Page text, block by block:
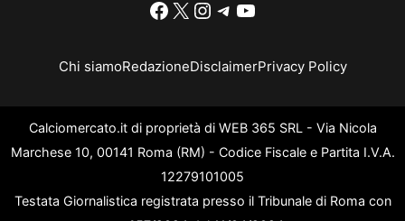
Facebook
X Instagram
Telegram
YouTube
Chi siamoRedazioneDisclaimerPrivacy Policy
Calciomercato.it di proprietà di WEB 365 SRL - Via Nicola
Marchese 10, 00141 Roma (RM) - Codice Fiscale e Partita I.V.A.
12279101005
Testata Giornalistica registrata presso il Tribunale di Roma con